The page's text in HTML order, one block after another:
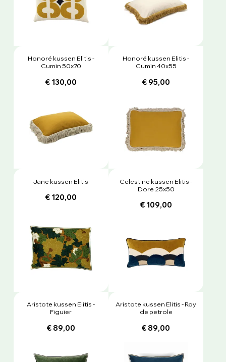
Honoré kussen Elitis -
Cumin 50x70
€ 130,00
Honoré kussen Elitis -
Cumin 40x55
€ 95,00
Jane kussen Elitis
€ 120,00
Celestine kussen Elitis -
Dore 25x50
€ 109,00
Aristote kussen Elitis -
Figuier
€ 89,00
Aristote kussen Elitis - Roy
de petrole
€ 89,00